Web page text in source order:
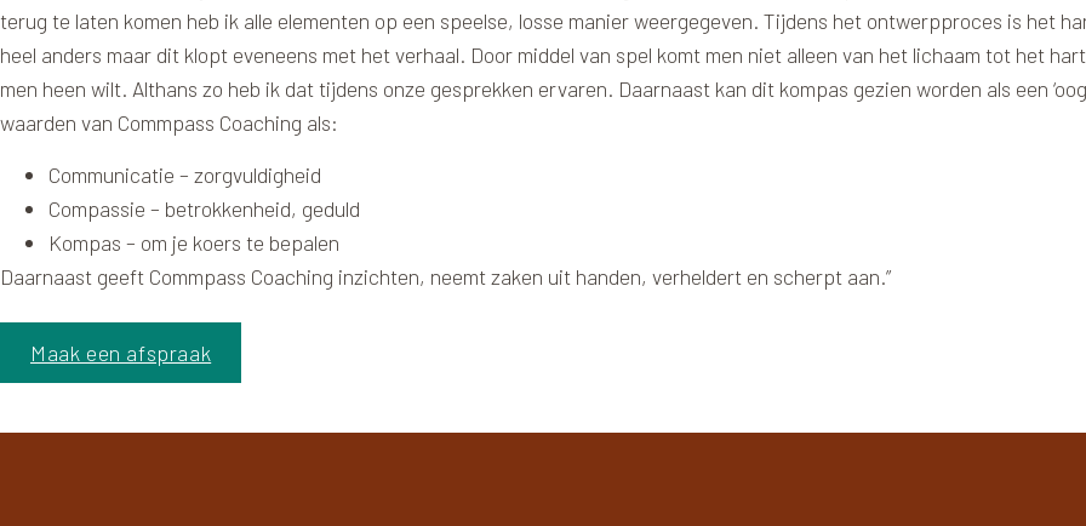
terug te laten komen heb ik alle elementen op een speelse, losse manier weergegeven. Tijdens het ontwerpproces is het
heel anders maar dit klopt eveneens met het verhaal. Door middel van spel komt men niet alleen van het lichaam tot het
men heen wilt. Althans zo heb ik dat tijdens onze gesprekken ervaren. Daarnaast kan dit kompas gezien worden als een
waarden van Commpass Coaching als:
Communicatie – zorgvuldigheid
Compassie – betrokkenheid, geduld
Kompas – om je koers te bepalen
Daarnaast geeft Commpass Coaching inzichten, neemt zaken uit handen, verheldert en scherpt aan.”
Maak een afspraak